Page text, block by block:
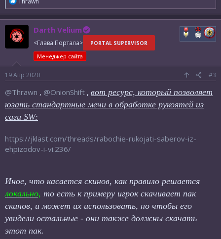
е
а
к
ц
и
и
Darth Velium
<Глава Портала> PORTAL SUPERVISOR
Менеджер сайта
19 Апр 2020 #3
@Thrawn , @OnionShift , вот ресурс, который позволяет
юзать стандартные мечи в обработке рукоятей из
саги SW:
https://jklast.com/threads/rabochie-rukojati-saberov-iz-
ehpizodov-i-vi.236/
Иное, что касается скинов, как правило решается
локально, то есть к примеру игрок скачивает пак
скинов, и может их использовать, но чтобы его
увидели остальные - они также должны скачать
этот пак.